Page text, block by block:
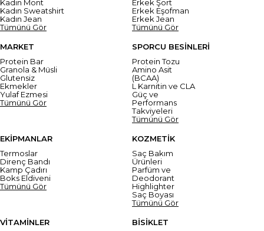
Kadın Mont
Kadın Sweatshirt
Kadın Jean
Tümünü Gör
Erkek Şort
Erkek Eşofman
Erkek Jean
Tümünü Gör
MARKET
Protein Bar
Granola & Müsli
Glutensiz
Ekmekler
Yulaf Ezmesi
Tümünü Gör
SPORCU BESİNLERİ
Protein Tozu
Amino Asit
(BCAA)
L Karnitin ve CLA
Güç ve
Performans
Takviyeleri
Tümünü Gör
EKİPMANLAR
Termoslar
Direnç Bandı
Kamp Çadırı
Boks Eldiveni
Tümünü Gör
KOZMETİK
Saç Bakım
Ürünleri
Parfüm ve
Deodorant
Highlighter
Saç Boyası
Tümünü Gör
VİTAMİNLER
BİSİKLET